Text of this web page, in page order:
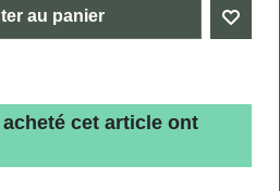
au panier
cet article ont